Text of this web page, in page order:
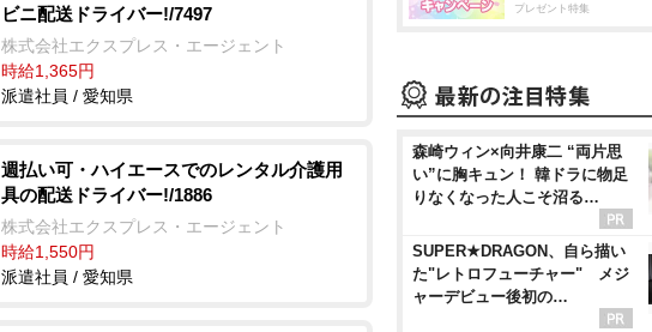
ビニ配送ドライバー!/7497
株式会社エクスプレス・エージェント
時給1,365円
派遣社員 / 愛知県
週払い可・ハイエースでのレンタル介護用
具の配送ドライバー!/1886
株式会社エクスプレス・エージェント
時給1,550円
派遣社員 / 愛知県
プレゼント特集
森崎ウィン×向井康二 “両片思
い”に胸キュン！ 韓ドラに物足
りなくなった人こそ沼る…
SUPER★DRAGON、自ら描い
た"レトロフューチャー" メジ
ャーデビュー後初の…